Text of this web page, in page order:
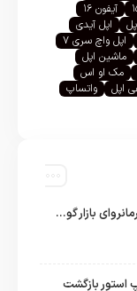
آیفون ۱۶
اپل آیدی
اپل واچ سری ۷
ماشین اپل
مک او اس
اپل
واتساپ
اپل با سهم ۶۵ درصدی همچنان فرمانروای بازار گوشی‌های پریمیوم جهان است
استور بازگشت